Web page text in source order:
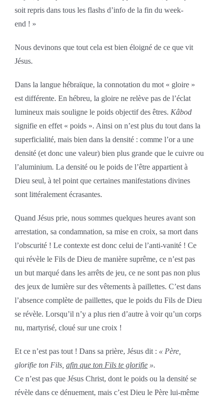
soit repris dans tous les flashs d’info de la fin du week-
end ! »
Nous devinons que tout cela est bien éloigné de ce que vit
Jésus.
Dans la langue hébraïque, la connotation du mot « gloire »
est différente. En hébreu, la gloire ne relève pas de l’éclat
lumineux mais souligne le poids objectif des êtres. Kâbod
signifie en effet « poids ». Ainsi on n’est plus du tout dans la
superficialité, mais bien dans la densité : comme l’or a une
densité (et donc une valeur) bien plus grande que le cuivre ou
l’aluminium. La densité ou le poids de l’être appartient à
Dieu seul, à tel point que certaines manifestations divines
sont littéralement écrasantes.
Quand Jésus prie, nous sommes quelques heures avant son
arrestation, sa condamnation, sa mise en croix, sa mort dans
l’obscurité ! Le contexte est donc celui de l’anti-vanité ! Ce
qui révèle le Fils de Dieu de manière suprême, ce n’est pas
un but marqué dans les arrêts de jeu, ce ne sont pas non plus
des jeux de lumière sur des vêtements à paillettes. C’est dans
l’absence complète de paillettes, que le poids du Fils de Dieu
se révèle. Lorsqu’il n’y a plus rien d’autre à voir qu’un corps
nu, martyrisé, cloué sur une croix !
Et ce n’est pas tout ! Dans sa prière, Jésus dit : « Père,
glorifie ton Fils, afin que ton Fils te glorifie».
Ce n’est pas que Jésus Christ, dont le poids ou la densité se
révèle dans ce dénuement, mais c’est Dieu le Père lui-même